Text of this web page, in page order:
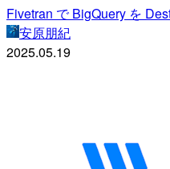
Fivetran で BigQuery を
安原朋紀
2025.05.19